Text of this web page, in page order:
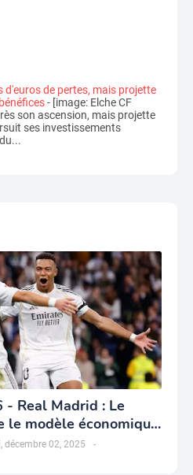
d'euros de pertes, mais projette
- [image: Elche CF
son ascension, mais projette
ses investissements
- Real Madrid : Le
le modèle économique
-
décembre 02, 2025